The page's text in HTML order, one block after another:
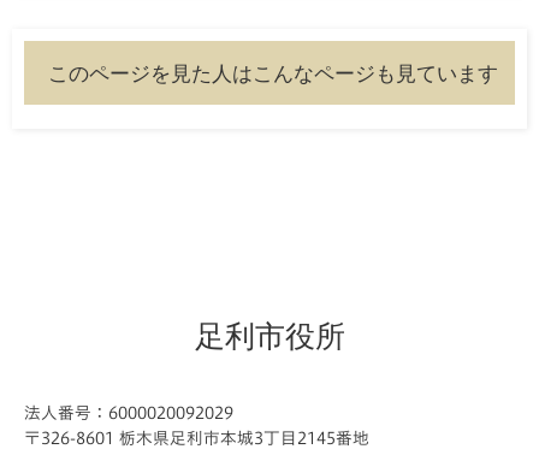
このページを見た人はこんなページも見ています
足利市役所
法人番号：6000020092029
〒326-8601 栃木県足利市本城3丁目2145番地